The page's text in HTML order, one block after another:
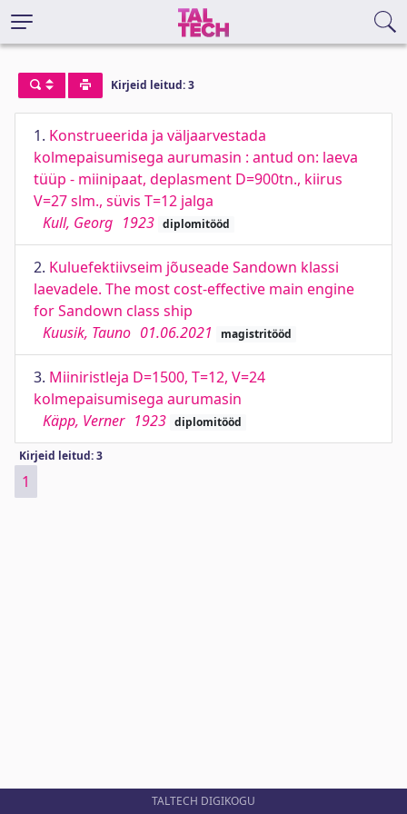
Kirjeid leitud: 3
1. Konstrueerida ja väljaarvestada
kolmepaisumisega aurumasin : antud on: laeva
tüüp - miinipaat, deplasment D=900tn., kiirus
V=27 slm., süvis T=12 jalga
Kull, Georg 1923 diplomitööd
2. Kuluefektiivseim jõuseade Sandown klassi
laevadele. The most cost-effective main engine
for Sandown class ship
Kuusik, Tauno 01.06.2021 magistritööd
3. Miiniristleja D=1500, T=12, V=24
kolmepaisumisega aurumasin
Käpp, Verner 1923 diplomitööd
Kirjeid leitud: 3
1
TALTECH DIGIKOGU